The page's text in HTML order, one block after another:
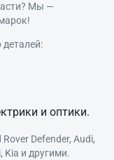
Мы —
и оптики.
Defender, Audi,
Kia и другими.